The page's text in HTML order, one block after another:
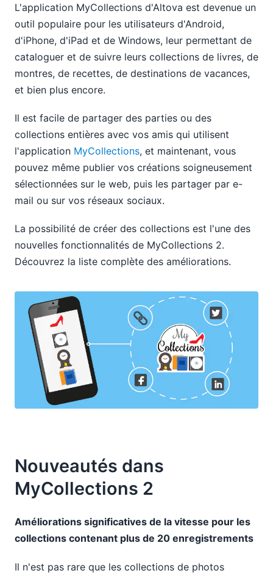
L'application MyCollections d'Altova est devenue un
outil populaire pour les utilisateurs d'Android,
d'iPhone, d'iPad et de Windows, leur permettant de
cataloguer et de suivre leurs collections de livres, de
montres, de recettes, de destinations de vacances,
et bien plus encore.
Il est facile de partager des parties ou des
collections entières avec vos amis qui utilisent
l'application MyCollections, et maintenant, vous
pouvez même publier vos créations soigneusement
sélectionnées sur le web, puis les partager par e-
mail ou sur vos réseaux sociaux.
La possibilité de créer des collections est l'une des
nouvelles fonctionnalités de MyCollections 2.
Découvrez la liste complète des améliorations.
Nouveautés dans
MyCollections 2
Améliorations significatives de la vitesse pour les
collections contenant plus de 20 enregistrements
Il n'est pas rare que les collections de photos